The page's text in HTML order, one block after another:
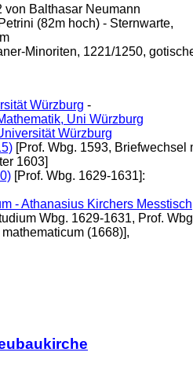
von Balthasar Neumann
(82m hoch) - Sternwarte,
Minoriten, 1221/1250,
Würzburg -
Uni Würzburg
Würzburg
[Prof. Wbg. 1593,
1603]
[Prof. Wbg. 1629-1631]:
- Athanasius Kirchers Messtisch
Wbg. 1629-1631, Prof.
(1668)],